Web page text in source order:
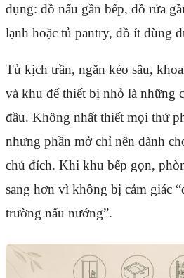
dụng: đồ nấu gần bếp, đồ rửa
lạnh hoặc tủ pantry, đồ ít dùng
Tủ kịch trần, ngăn kéo sâu,
và khu để thiết bị nhỏ là những
đầu. Không nhất thiết mọi thứ
nhưng phần mở chỉ nên dành
chủ đích. Khi khu bếp gọn,
sang hơn vì không bị cảm giác
trường nấu nướng”.